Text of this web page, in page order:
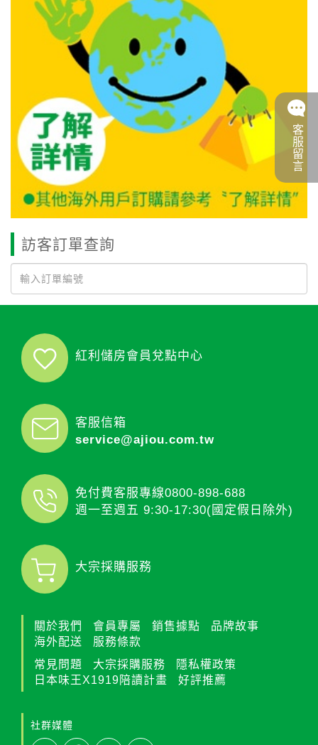
訪客訂單查詢
紅利儲房會員兌點中心
客服信箱
service@ajiou.com.tw
免付費客服專線0800-898-688
週一至週五 9:30-17:30(國定假日除外)
大宗採購服務
關於我們 會員專屬 銷售據點
品牌故事
海外配送
服務條款
常見問題
大宗採購服務
隱私權政策
日本味王X1919陪讀計畫
好評推薦
社群媒體
客服留言